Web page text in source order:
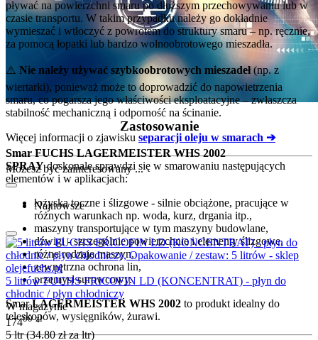
Zastosowanie
Smar FUCHS LAGERMEISTER WHS 2002
SPRAYdoskonale sprawdzi się w smarowaniu następujących
elementów i w aplikacjach:
łożyska toczne i ślizgowe - silnie obciążone, pracujące w
różnych warunkach np. woda, kurz, drgania itp.,
maszyny transportujące w tym maszyny budowlane,
dźwigi - szczególnie powierzchnie i elementy ślizgowe,
różne rodzaje maszyn,
zewnętrzna ochrona lin,
przemysł surowcowy.
SmarLAGERMEISTER WHS 2002 to produkt idealny do
teleskopów, wysięgników, żurawi.
pływać na powierzchni smaru po dłuższym przechowywaniu lub w
czasie transportu. W takim przypadku należy go dokładnie
wymieszać i wtłoczyć z powrotem do struktury smaru – np. ręcznie,
za pomocą łopatki lub bardzo wolnoobrotowego mieszadła.
⚠️ Nie należy używać szybkoobrotowych mieszadeł(np. z
wiertarki), ponieważ może to doprowadzić do napowietrzenia
smaru, co pogarsza jego właściwości eksploatacyjne – zwłaszcza
stabilność mechaniczną i odporność na ścinanie.
Więcej informacji o zjawisku separacji oleju w smarach ➔
Możesz być zainteresowany ...
Najnowsze
5 litrów FUCHS FRICOFIN LD (KONCENTRAT) - płyn do
chłodnic / płyn chłodniczy
W magazynie
17400 zł
5 ltr (34.80złza ltr)